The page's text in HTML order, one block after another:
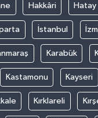
Hakkâri Hatay
İstanbul
Karabük
Kastamonu Kayseri
Kırklareli